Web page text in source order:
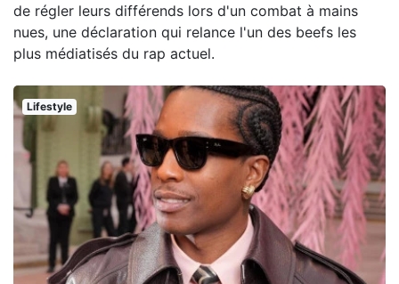
de régler leurs différends lors d'un combat à mains
nues, une déclaration qui relance l'un des beefs les
plus médiatisés du rap actuel.
Lifestyle